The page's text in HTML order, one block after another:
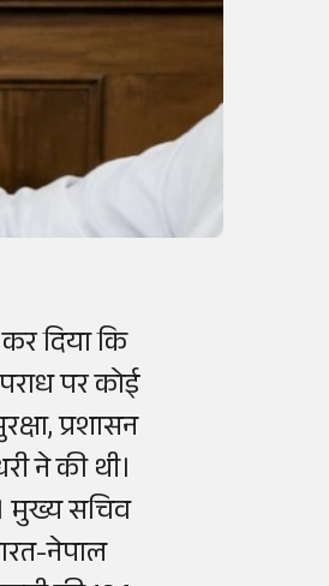
दिया कि
पर कोई
प्रशासन
ने की थी।
मुख्य सचिव
नेपाल